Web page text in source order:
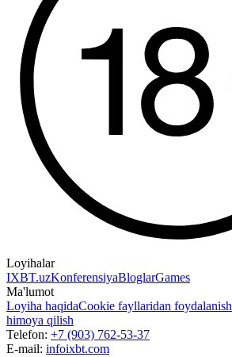
Loyihalar
IXBT.uzKonferensiyaBloglarGames
Ma'lumot
Loyiha haqidaCookie fayllaridan foydalanish
himoya qilish
Telefon: +7 (903) 762-53-37
E-mail: infoixbt.com